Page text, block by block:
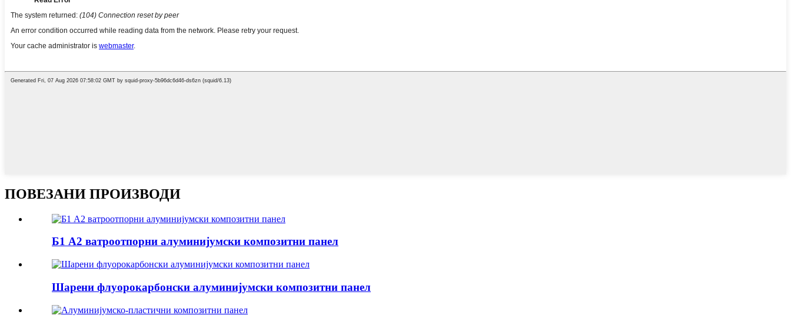
ПОВЕЗАНИ ПРОИЗВОДИ
Б1 А2 ватроотпорни алуминијумски композитни панел
Шарени флуорокарбонски алуминијумски композитни панел